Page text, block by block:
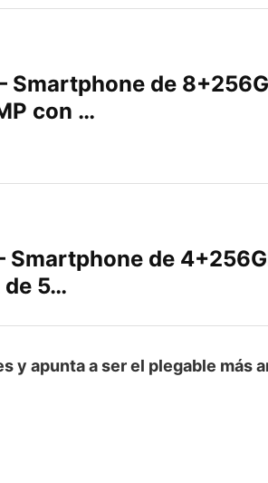
Smartphone de
con …
Smartphone de
de 5…
y apunta a ser el plegable más